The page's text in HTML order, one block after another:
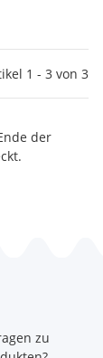
1 - 3 von 3
der
zu